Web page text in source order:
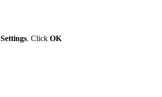
Settings. Click OK